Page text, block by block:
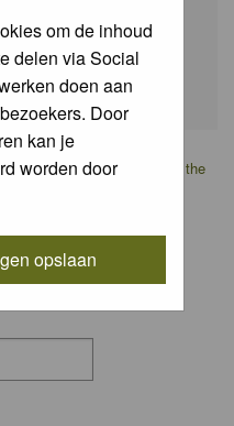
om de inhoud
delen via Social
doen aan
Door
kan je
worden door
opslaan
read the FAQor search on the